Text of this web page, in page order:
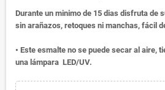
Durante un minimo de 15 dias disfruta de
sin arañazos, retoques ni manchas, fácil
• Este esmalte no se puede secar al aire,
una lámpara LED/UV.